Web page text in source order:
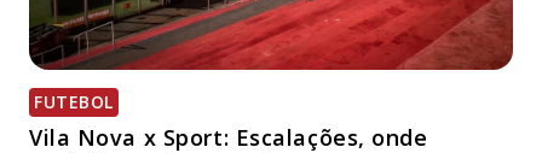
FUTEBOL
Vila Nova x Sport: Escalações, onde